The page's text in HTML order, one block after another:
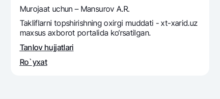
Sayt bo‘yicha qidiring
Qidirish
Foydali havolalar
Murojaat uchun – Mansurov A.R.
Takliflarni topshirishning oxirgi muddati - xt-xarid.uz
maxsus axborot portalida ko‘rsatilgan.
Tanlov hujjatlari
Ro`yxat